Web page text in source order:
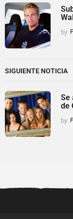
by
SIGUIENTE NOTICIA
Se
de
by